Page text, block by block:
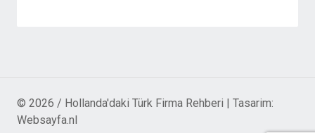
© 2026 / Hollanda'daki Türk Firma Rehberi | Tasarim:
Websayfa.nl